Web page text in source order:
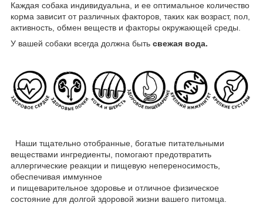
Каждая собака индивидуальна, и ее оптимальное количество
корма зависит от различных факторов, таких как возраст, пол,
активность, обмен веществ и факторы окружающей среды.
У вашей собаки всегда должна быть свежая вода.
Наши тщательно отобранные, богатые питательными
веществами ингредиенты, помогают предотвратить
аллергические реакции и пищевую непереносимость,
обеспечивая иммунное
и пищеварительное здоровье и отличное физическое
состояние для долгой здоровой жизни вашего питомца.